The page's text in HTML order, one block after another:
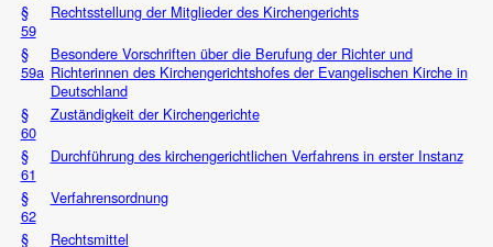
§
59
Rechtsstellung der Mitglieder des Kirchengerichts
§
59a
Besondere Vorschriften über die Berufung der Richter und
Richterinnen des Kirchengerichtshofes der Evangelischen Kirche in
Deutschland
§
60
Zuständigkeit der Kirchengerichte
§
61
Durchführung des kirchengerichtlichen Verfahrens in erster Instanz
§
62
Verfahrensordnung
§
Rechtsmittel